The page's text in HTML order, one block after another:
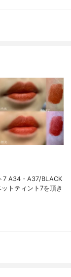
7 A34・A37/BLACK
トティント7を頂き